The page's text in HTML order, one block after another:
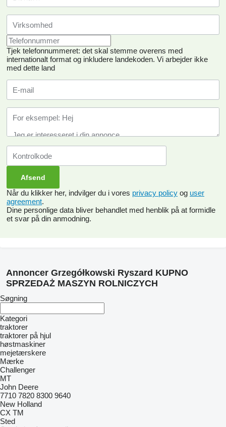
Tjek telefonnummeret: det skal stemme overens med
internationalt format og inkludere landekoden. Vi arbejder ikke
med dette land
Når du klikker her, indvilger du i vores privacy policy og user
agreement.
Dine personlige data bliver behandlet med henblik på at formidle
et svar på din anmodning.
Annoncer Grzegółkowski Ryszard KUPNO
SPRZEDAŻ MASZYN ROLNICZYCH
Søgning
Kategori
traktorer
traktorer på hjul
høstmaskiner
mejetærskere
Mærke
Challenger
MT
John Deere
7710 7820 8300 9640
New Holland
CX TM
Sted